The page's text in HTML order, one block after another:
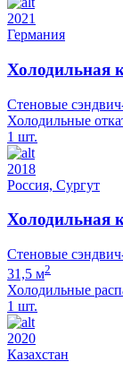
2021
Германия
Холодильная
Стеновые
Холодильные
1 шт.
2018
Россия, Сургут
Холодильная
Стеновые
31,5 м2
Холодильные
1 шт.
2020
Казахстан